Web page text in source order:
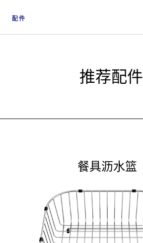
配件
推荐配件
餐具沥水篮